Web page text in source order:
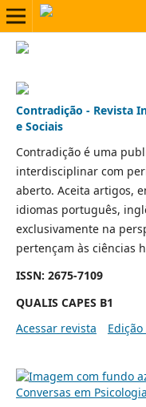
Contradição - Revista
e Sociais
Contradição é uma
interdisciplinar com
aberto. Aceita artigos,
idiomas português,
exclusivamente na
pertençam às ciências
ISSN: 2675-7109
QUALIS CAPES B1
Acessar revista